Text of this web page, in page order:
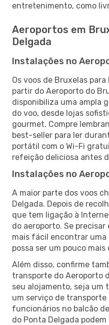
entretenimento, como
Aeroportos em
Delgada
Instalações no
Os voos de Bruxelas
partir do Aeroporto do
disponibiliza uma ampla
do voo, desde lojas
gourmet. Compre
best-seller para ler
portátil com o Wi-Fi
refeição deliciosa antes
Instalações no
A maior parte dos voos
Delgada. Depois de
que tem ligação à
do aeroporto. Se precisar
mais fácil encontrar uma
possa ser um pouco mais
Além disso, confirme
transporte do Aeroporto
seu alojamento, seja um
um serviço de transporte
funcionários no balcão
do Ponta Delgada